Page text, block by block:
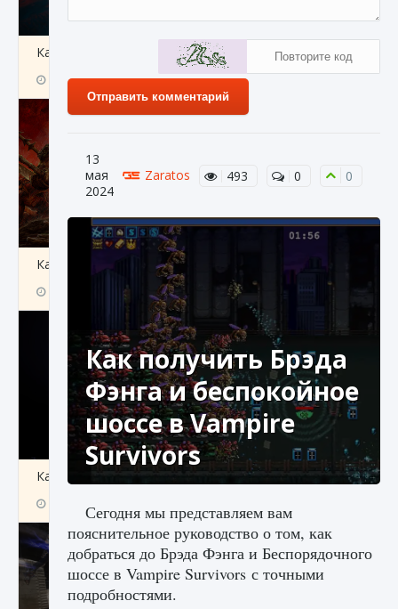
Как создавать предметы в Creatures of Ava
9 августа 2024 1 266
Как найти Гробницу Изгоев в Diablo 4
Как получить Thunder Egg в Stardew Valley
Отправить комментарий
13
мая
2024
Zaratos 493 0 0
Как получить Брэда
Фэнга и беспокойное
шоссе в Vampire
Survivors
Сегодня мы представляем вам
пояснительное руководство о том, как
добраться до Брэда Фэнга и Беспорядочного
шоссе в Vampire Survivors с точными
подробностями.